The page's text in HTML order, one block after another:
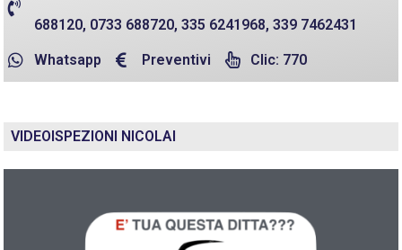
688120, 0733 688720, 335 6241968, 339 7462431
Whatsapp Preventivi Clic: 770
VIDEOISPEZIONI NICOLAI